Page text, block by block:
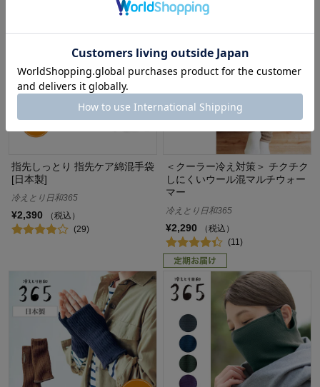
指先しっとり 指先ケア綿混手袋
[日本製]
冷えとり日和365
¥2,390
（税込）
(29)
＜クーラー冷え対策＞ チクチク
しにくいウール混マルチウォー
マー
冷えとり日和365
¥2,290
（税込）
(11)